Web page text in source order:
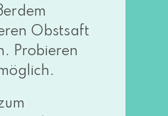
Obstsaft
Probieren